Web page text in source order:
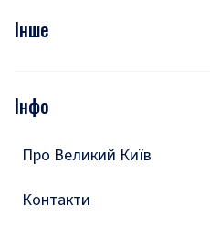
Фото
Подкасти
Інше
Тести
Інфо
Про Великий Київ
Контакти